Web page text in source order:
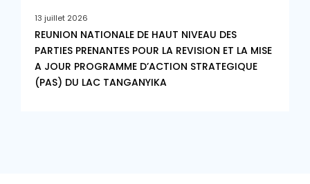
13 juillet 2026
REUNION NATIONALE DE HAUT NIVEAU DES
PARTIES PRENANTES POUR LA REVISION ET LA MISE
A JOUR PROGRAMME D’ACTION STRATEGIQUE
(PAS) DU LAC TANGANYIKA